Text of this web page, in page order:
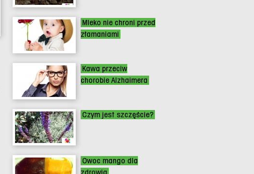
Mleko nie chroni przed
złamaniami
Kawa przeciw
chorobie Alzhaimera
Czym jest szczęście?
Owoc mango dla